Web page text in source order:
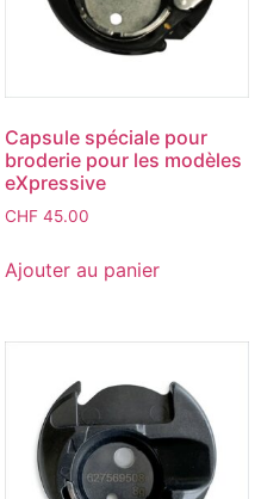
Capsule spéciale pour
broderie pour les modèles
eXpressive
CHF45.00
Ajouter au panier